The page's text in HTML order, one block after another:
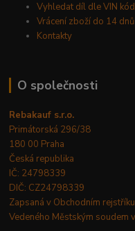
Vyhledat díl dle VIN
Vrácení zboží do 14 dnů
Kontakty
O společnosti
Rebakauf s.r.o.
Primátorská 296/38
180 00 Praha
Česká republika
IČ: 24798339
DIČ: CZ24798339
Zapsaná v Obchodním
Vedeného Městským soudem